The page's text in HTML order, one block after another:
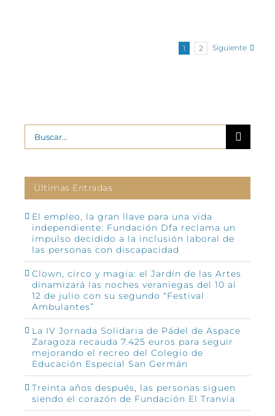
1 2 Siguiente
Buscar:
Últimas Entradas
El empleo, la gran llave para una vida
independiente: Fundación Dfa reclama un
impulso decidido a la inclusión laboral de
las personas con discapacidad
Clown, circo y magia: el Jardín de las Artes
dinamizará las noches veraniegas del 10 al
12 de julio con su segundo “Festival
Ambulantes”
La IV Jornada Solidaria de Pádel de Aspace
Zaragoza recauda 7.425 euros para seguir
mejorando el recreo del Colegio de
Educación Especial San Germán
Treinta años después, las personas siguen
siendo el corazón de Fundación El Tranvía